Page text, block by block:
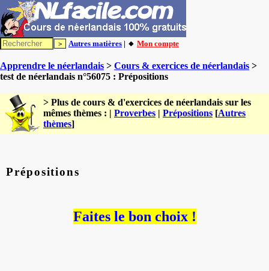
Autres matières | 🔸 Mon compte
Apprendre le néerlandais > Cours & exercices de néerlandais >
test de néerlandais n°56075 : Prépositions
> Plus de cours & d'exercices de néerlandais sur les
mêmes thèmes : | Proverbes | Prépositions [Autres
thèmes]
Prépositions
Faites le bon choix !